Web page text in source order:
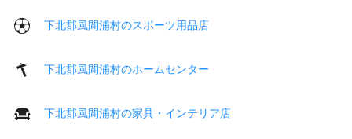
下北郡風間浦村のスポーツ用品店
下北郡風間浦村のホームセンター
下北郡風間浦村の家具・インテリア店